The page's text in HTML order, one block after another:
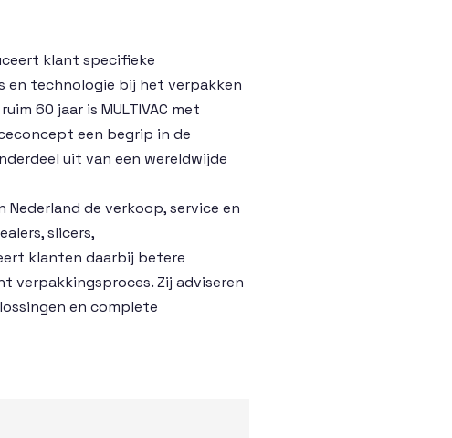
klant specifieke
en technologie bij het verpakken
60 jaar is MULTIVAC met
een begrip in de
uit van een wereldwijde
de verkoop, service en
slicers,
klanten daarbij betere
verpakkingsproces. Zij adviseren
en complete